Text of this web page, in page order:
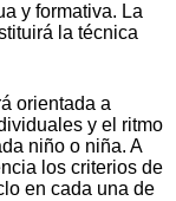
y formativa. La
la técnica
orientada a
y el ritmo
niño o niña. A
los criterios de
en cada una de